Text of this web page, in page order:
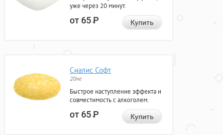
уже через 20 минут.
от 65Р Купить
Сиалис Софт
20мг
Быстрое наступление эффекта и
совместимость с алкоголем.
от 65Р Купить